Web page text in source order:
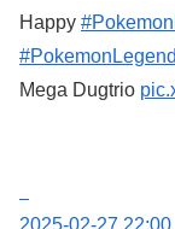
Happy
Mega Dugtrio
2025-02-27 22:00